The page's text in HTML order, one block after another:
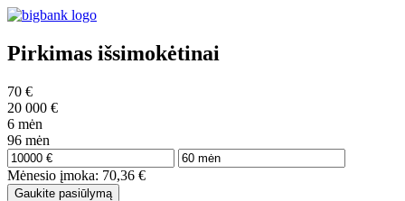
Pirkimas išsimokėtinai
70 €
20 000 €
6 mėn
96 mėn
Mėnesio įmoka: 70,36 €
Gaukite pasiūlymą